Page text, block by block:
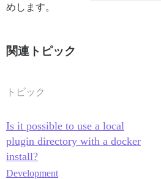
めします。
関連トピック
トピック
Is it possible to use a local
plugin directory with a docker
install?
Development